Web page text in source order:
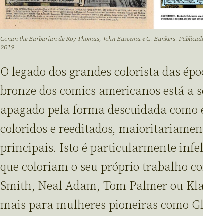
Conan the Barbarian de Roy Thomas, John Buscema e C. Bunkers.
2019.
O legado dos grandes colorista das
bronze dos comics americanos está a
apagado pela forma descuidada como
coloridos e reeditados,
principais. Isto é particularmente
que coloriam o seu próprio trabalho
Smith, Neal Adam, Tom Palmer ou
mais para mulheres pioneiras como